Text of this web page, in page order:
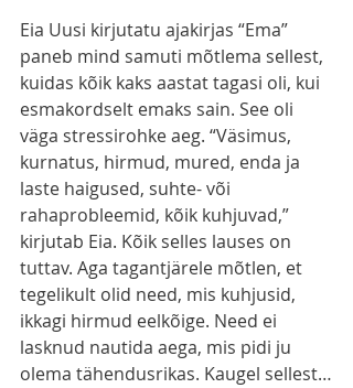
Eia Uusi kirjutatu ajakirjas “Ema”
paneb mind samuti mõtlema sellest,
kuidas kõik kaks aastat tagasi oli, kui
esmakordselt emaks sain. See oli
väga stressirohke aeg. “Väsimus,
kurnatus, hirmud, mured, enda ja
laste haigused, suhte- või
rahaprobleemid, kõik kuhjuvad,”
kirjutab Eia. Kõik selles lauses on
tuttav. Aga tagantjärele mõtlen, et
tegelikult olid need, mis kuhjusid,
ikkagi hirmud eelkõige. Need ei
lasknud nautida aega, mis pidi ju
olema tähendusrikas. Kaugel sellest…